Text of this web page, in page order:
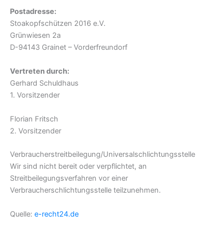
Postadresse:
Stoakopfschützen 2016 e.V.
Grünwiesen 2a
D-94143 Grainet – Vorderfreundorf
Vertreten durch:
Gerhard Schuldhaus
1. Vorsitzender
Florian Fritsch
2. Vorsitzender
Verbraucher­streit­beilegung/Universal­schlichtungs­stelle
Wir sind nicht bereit oder verpflichtet, an
Streitbeilegungsverfahren vor einer
Verbraucherschlichtungsstelle teilzunehmen.
Quelle: e-recht24.de